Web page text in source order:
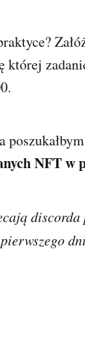
której
NFT w